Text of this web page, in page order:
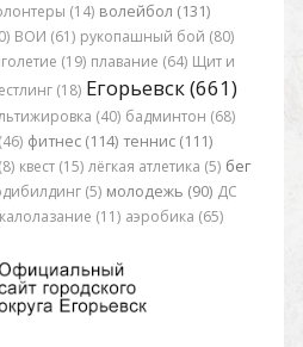
(14) волейбол (131)
ВОИ (61) рукопашный бой (80)
(19) плавание (64) Щит и
(18) Егорьевск (661)
(40) бадминтон (68)
фитнес (114) теннис (111)
квест (15) лёгкая атлетика (5) бег
(5) молодежь (90) ДС
(11) аэробика (65)